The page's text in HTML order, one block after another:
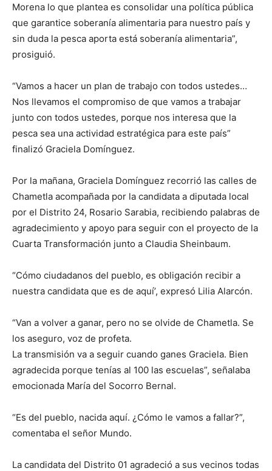
Morena lo que plantea es consolidar una política pública
que garantice soberanía alimentaria para nuestro país y
sin duda la pesca aporta está soberanía alimentaria”,
prosiguió.
“Vamos a hacer un plan de trabajo con todos ustedes…
Nos llevamos el compromiso de que vamos a trabajar
junto con todos ustedes, porque nos interesa que la
pesca sea una actividad estratégica para este país”
finalizó Graciela Domínguez.
Por la mañana, Graciela Domínguez recorrió las calles de
Chametla acompañada por la candidata a diputada local
por el Distrito 24, Rosario Sarabia, recibiendo palabras de
agradecimiento y apoyo para seguir con el proyecto de la
Cuarta Transformación junto a Claudia Sheinbaum.
“Cómo ciudadanos del pueblo, es obligación recibir a
nuestra candidata que es de aquí’, expresó Lilia Alarcón.
“Van a volver a ganar, pero no se olvide de Chametla. Se
los aseguro, voz de profeta.
La transmisión va a seguir cuando ganes Graciela. Bien
agradecida porque tenías al 100 las escuelas”, señalaba
emocionada María del Socorro Bernal.
“Es del pueblo, nacida aquí. ¿Cómo le vamos a fallar?”,
comentaba el señor Mundo.
La candidata del Distrito 01 agradeció a sus vecinos todas